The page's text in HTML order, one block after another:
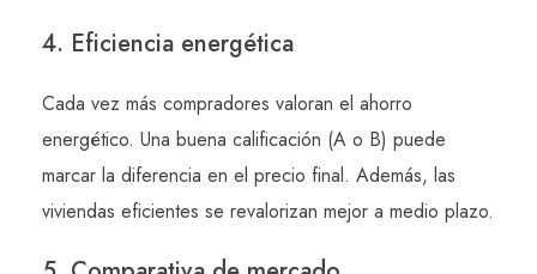
4. Eficiencia energética
Cada vez más compradores valoran el ahorro
energético. Una buena calificación (A o B) puede
marcar la diferencia en el precio final. Además, las
viviendas eficientes se revalorizan mejor a medio plazo.